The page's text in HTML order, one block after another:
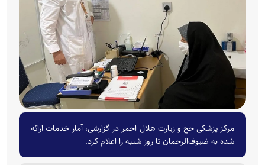
مرکز پزشکی حج و زیارت هلال احمر در گزارشی، آمار خدمات ارائه
شده به ضیوف‌الرحمان تا روز شنبه را اعلام کرد.